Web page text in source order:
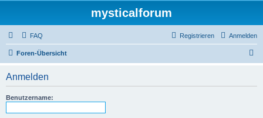
mysticalforum
FAQ Anmelden
Registrieren
Foren-Übersicht
Anmelden
Benutzername: